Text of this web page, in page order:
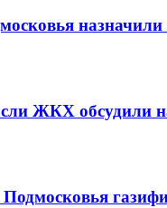
ЖКХ обсудили